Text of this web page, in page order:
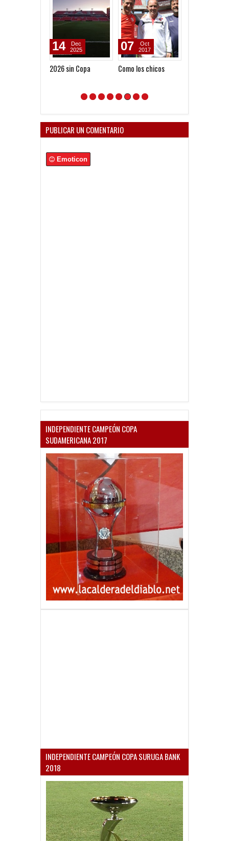
2026 sin Copa
14
Dec
2025
Como los chicos
07
Oct
2017
PUBLICAR UN COMENTARIO
Emoticon
INDEPENDIENTE CAMPEÓN COPA
SUDAMERICANA 2017
INDEPENDIENTE CAMPEÓN COPA SURUGA BANK
2018